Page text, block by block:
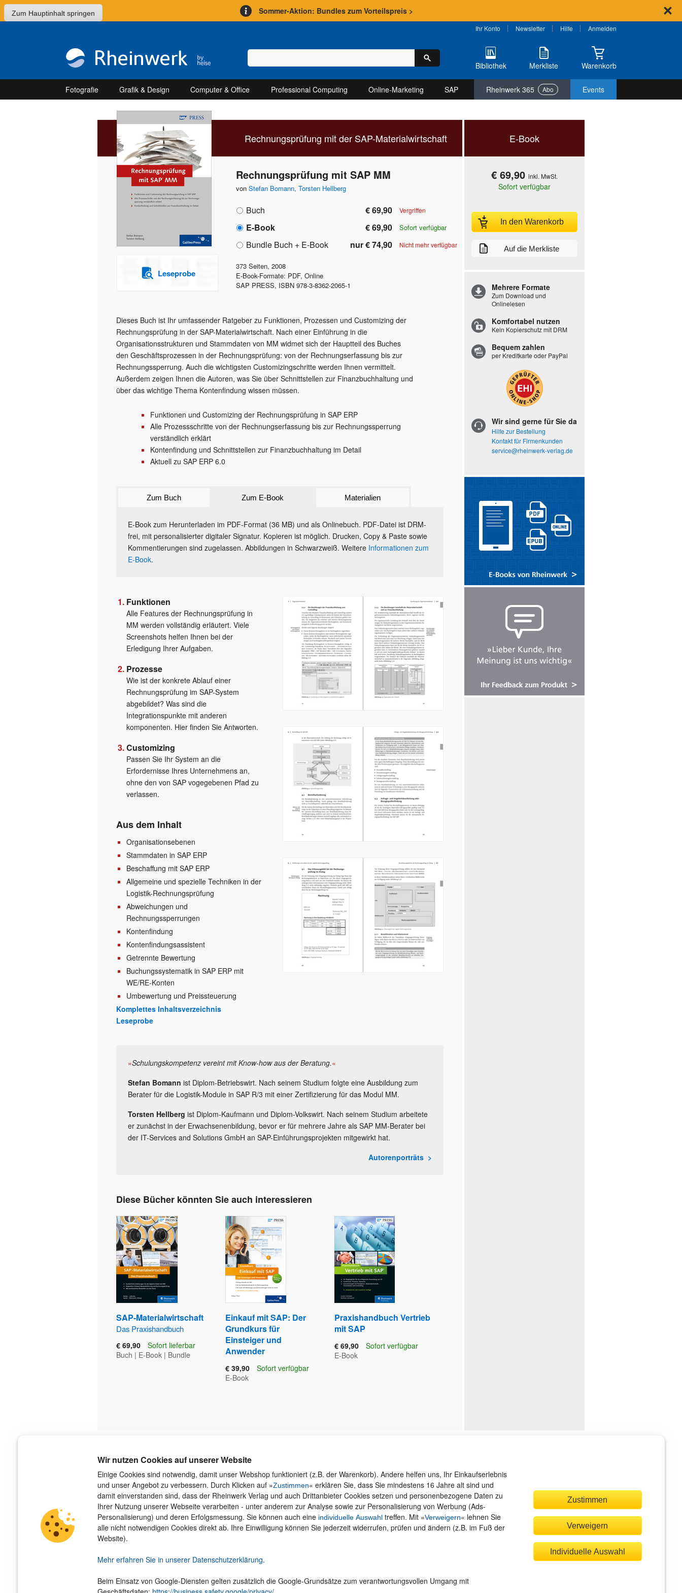
Wir nutzen Cookies auf unserer Website
Einige Cookies sind notwendig, damit unser Webshop funktioniert (z.B. der Warenkorb). Andere helfen uns, Ihr Einkaufserlebnis
und unser Angebot zu verbessern. Durch Klicken auf »Zustimmen« erklären Sie, dass Sie mindestens 16 Jahre alt sind und
damit einverstanden sind, dass der Rheinwerk Verlag und auch Drittanbieter Cookies setzen und personenbezogene Daten zu
Ihrer Nutzung unserer Webseite verarbeiten - unter anderem zur Analyse sowie zur Personalisierung von Werbung (Ads-
Personalisierung) und deren Erfolgsmessung. Sie können auch eine individuelle Auswahltreffen. Mit »Verweigern« lehnen Sie
alle nicht notwendigen Cookies direkt ab. Ihre Einwilligung können Sie jederzeit widerrufen, prüfen und ändern (z.B. im Fuß der
Website).
Mehr erfahren Sie in unserer Datenschutzerklärung.
Beim Einsatz von Google-Diensten gelten zusätzlich die Google-Grundsätze zum verantwortungsvollen Umgang mit
Zustimmen
Verweigern
Individuelle Auswahl
Zum Hauptinhalt springen Sommer-Aktion: Bundles zum Vorteilspreis >
Ihr Konto Newsletter Hilfe Anmelden
Bibliothek Merkliste Warenkorb
Fotografie Grafik & Design Computer & Office Professional Computing Online-Marketing SAP Rheinwerk 365 Abo Events
Rechnungsprüfung mit der SAP-Materialwirtschaft
Leseprobe
Rechnungsprüfung mit SAP MM
von Stefan Bomann, Torsten Hellberg
Buch € 69,90 Vergriffen
E-Book € 69,90 Sofort verfügbar
Bundle Buch + E-Book nur € 74,90 Nicht mehr verfügbar
373 Seiten, 2008
E-Book-Formate: PDF, Online
SAP PRESS, ISBN 978-3-8362-2065-1
Dieses Buch ist Ihr umfassender Ratgeber zu Funktionen, Prozessen und Customizing der
Rechnungsprüfung in der SAP-Materialwirtschaft. Nach einer Einführung in die
Organisationsstrukturen und Stammdaten von MM widmet sich der Hauptteil des Buches
den Geschäftsprozessen in der Rechnungsprüfung: von der Rechnungserfassung bis zur
Rechnungssperrung. Auch die wichtigsten Customizingschritte werden Ihnen vermittelt.
Außerdem zeigen Ihnen die Autoren, was Sie über Schnittstellen zur Finanzbuchhaltung und
über das wichtige Thema Kontenfindung wissen müssen.
Funktionen und Customizing der Rechnungsprüfung in SAP ERP
Alle Prozessschritte von der Rechnungserfassung bis zur Rechnungssperrung
verständlich erklärt
Kontenfindung und Schnittstellen zur Finanzbuchhaltung im Detail
Aktuell zu SAP ERP 6.0
Zum Buch Zum E-Book Materialien
E-Book zum Herunterladen im PDF-Format (36 MB) und als Onlinebuch. PDF-Datei ist DRM-
frei, mit personalisierter digitaler Signatur. Kopieren ist möglich. Drucken, Copy & Paste sowie
Kommentierungen sind zugelassen. Abbildungen in Schwarzweiß. Weitere Informationen zum
E-Book.
Funktionen
Alle Features der Rechnungsprüfung in
MM werden vollständig erläutert. Viele
Screenshots helfen Ihnen bei der
Erledigung Ihrer Aufgaben.
Prozesse
Wie ist der konkrete Ablauf einer
Rechnungsprüfung im SAP-System
abgebildet? Was sind die
Integrationspunkte mit anderen
komponenten. Hier finden Sie Antworten.
Customizing
Passen Sie Ihr System an die
Erfordernisse Ihres Unternehmens an,
ohne den von SAP vogegebenen Pfad zu
verlassen.
Aus dem Inhalt
Organisationsebenen
Stammdaten in SAP ERP
Beschaffung mit SAP ERP
Allgemeine und spezielle Techniken in der
Logistik-Rechnungsprüfung
Abweichungen und
Rechnungssperrungen
Kontenfindung
Kontenfindungsassistent
Getrennte Bewertung
Buchungssystematik in SAP ERP mit
WE/RE-Konten
Umbewertung und Preissteuerung
Komplettes Inhaltsverzeichnis
Leseprobe
»Schulungskompetenz vereint mit Know-how aus der Beratung.«
Stefan Bomann ist Diplom-Betriebswirt. Nach seinem Studium folgte eine Ausbildung zum
Berater für die Logistik-Module in SAP R/3 mit einer Zertifizierung für das Modul MM.
Torsten Hellberg ist Diplom-Kaufmann und Diplom-Volkswirt. Nach seinem Studium arbeitete
er zunächst in der Erwachsenenbildung, bevor er für mehrere Jahre als SAP MM-Berater bei
der IT-Services and Solutions GmbH an SAP-Einführungsprojekten mitgewirkt hat.
Autorenporträts
Diese Bücher könnten Sie auch interessieren
SAP-Materialwirtschaft
Das Praxishandbuch
€ 69,90
Sofort lieferbar
Buch | E-Book | Bundle
Einkauf mit SAP: Der
Grundkurs für
Einsteiger und
Anwender
€ 39,90
Sofort verfügbar
E-Book
Praxishandbuch Vertrieb
mit SAP
€ 69,90
Sofort verfügbar
E-Book
E-Book
€ 69,90 inkl. MwSt.
Sofort verfügbar
In den Warenkorb
Auf die Merkliste
Mehrere Formate
Zum Download und
Onlinelesen
Komfortabel nutzen
Kein Kopierschutz mit DRM
Bequem zahlen
per Kreditkarte oder PayPal
Wir sind gerne für Sie da
Hilfe zur Bestellung
Kontakt für Firmenkunden
service@rheinwerk-verlag.de
Über uns
Der Verlag
Das Team
Unsere Autorinnen und Autoren
Jobs
Barrierefreiheit
Nachhaltigkeit
Hinweis­geber­schutz­gesetz
Kontakt
Newsletter
Für Unternehmen
Presseservice
Dozentenservice
Produktfeedback
Foreign Rights
Versand und Zahlung
Widerruf und Rückgabe
Merchandise
AGB
Datenschutz
Vertrag widerrufen
Wir sind gerne für Sie da!
service@rheinwerk-verlag.de
Rechnung